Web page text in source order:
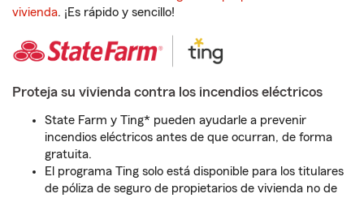
vivienda. ¡Es rápido y sencillo!
Proteja su vivienda contra los incendios eléctricos
State Farm y Ting* pueden ayudarle a prevenir
incendios eléctricos antes de que ocurran, de forma
gratuita.
El programa Ting solo está disponible para los titulares
de póliza de seguro de propietarios de vivienda no de